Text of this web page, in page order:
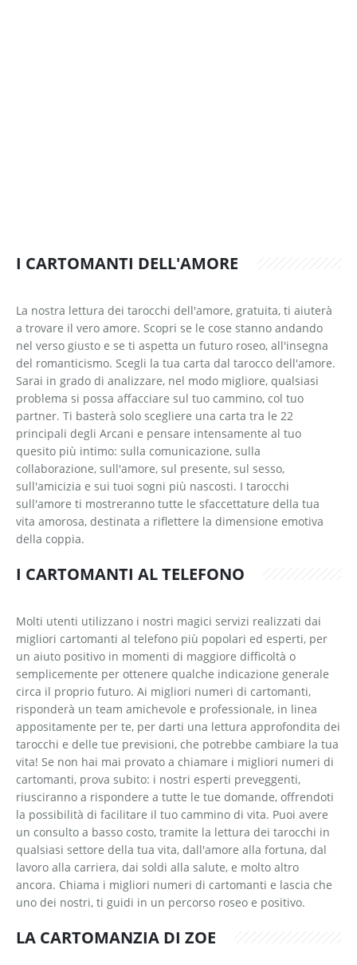
I CARTOMANTI DELL'AMORE
La nostra lettura dei tarocchi dell'amore, gratuita, ti aiuterà
a trovare il vero amore. Scopri se le cose stanno andando
nel verso giusto e se ti aspetta un futuro roseo, all'insegna
del romanticismo. Scegli la tua carta dal tarocco dell'amore.
Sarai in grado di analizzare, nel modo migliore, qualsiasi
problema si possa affacciare sul tuo cammino, col tuo
partner. Ti basterà solo scegliere una carta tra le 22
principali degli Arcani e pensare intensamente al tuo
quesito più intimo: sulla comunicazione, sulla
collaborazione, sull'amore, sul presente, sul sesso,
sull'amicizia e sui tuoi sogni più nascosti. I tarocchi
sull'amore ti mostreranno tutte le sfaccettature della tua
vita amorosa, destinata a riflettere la dimensione emotiva
della coppia.
I CARTOMANTI AL TELEFONO
Molti utenti utilizzano i nostri magici servizi realizzati dai
migliori cartomanti al telefono più popolari ed esperti, per
un aiuto positivo in momenti di maggiore difficoltà o
semplicemente per ottenere qualche indicazione generale
circa il proprio futuro. Ai migliori numeri di cartomanti,
risponderà un team amichevole e professionale, in linea
appositamente per te, per darti una lettura approfondita dei
tarocchi e delle tue previsioni, che potrebbe cambiare la tua
vita! Se non hai mai provato a chiamare i migliori numeri di
cartomanti, prova subito: i nostri esperti preveggenti,
riusciranno a rispondere a tutte le tue domande, offrendoti
la possibilità di facilitare il tuo cammino di vita. Puoi avere
un consulto a basso costo, tramite la lettura dei tarocchi in
qualsiasi settore della tua vita, dall'amore alla fortuna, dal
lavoro alla carriera, dai soldi alla salute, e molto altro
ancora. Chiama i migliori numeri di cartomanti e lascia che
uno dei nostri, ti guidi in un percorso roseo e positivo.
LA CARTOMANZIA DI ZOE